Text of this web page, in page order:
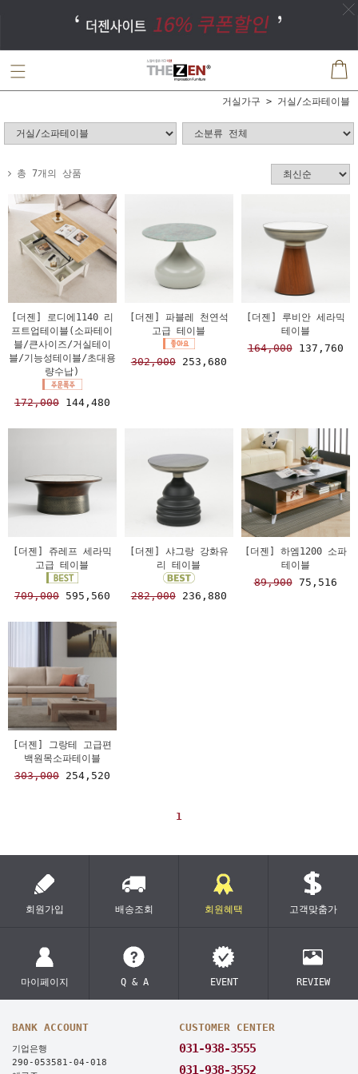
거실가구 거실/소파테이블
총 7개의 상품
[더젠] 로디에1140 리
프트업테이블(소파테이
블/큰사이즈/거실테이
블/기능성테이블/초대용
량수납)
172,000144,480
[더젠] 파블레 천연석
고급 테이블
302,000253,680
[더젠] 루비안 세라믹
테이블
164,000137,760
[더젠] 쥬레프 세라믹
고급 테이블
709,000595,560
[더젠] 샤그랑 강화유
리 테이블
282,000236,880
[더젠] 하엠1200 소파
테이블
89,90075,516
[더젠] 그랑테 고급편
백원목소파테이블
303,000254,520
1
회원가입 배송조회 회원혜택 고객맞춤가
마이페이지 Q & A EVENT REVIEW
BANK ACCOUNT
기업은행
290-053581-04-018
CUSTOMER CENTER
031-938-3555
031-938-3552